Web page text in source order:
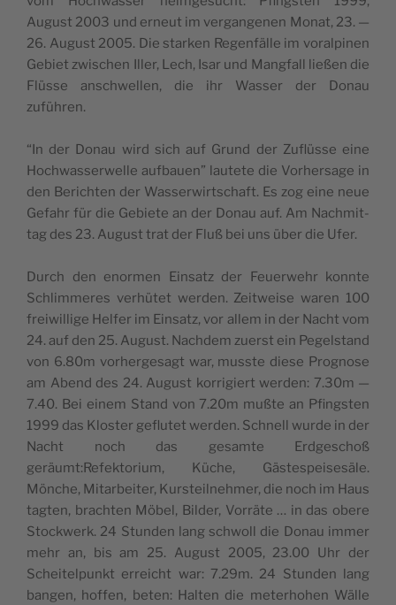
August 2003 und erneut im ver­gan­genen Monat, 23. —
26. August 2005. Die starken Regen­fälle im voralpinen
Gebi­et zwis­chen Iller, Lech, Isar und Mang­fall ließen die
Flüsse anschwellen, die ihr Wass­er der Donau
zuführen.
“In der Donau wird sich auf Grund der Zuflüsse eine
Hochwasser­welle auf­bauen” lautete die Vorher­sage in
den Bericht­en der Wasser­wirtschaft. Es zog eine neue
Gefahr für die Gebi­ete an der Donau auf. Am Nach­mit­
tag des 23. August trat der Fluß bei uns über die Ufer.
Durch den enor­men Ein­satz der Feuer­wehr kon­nte
Schlim­meres ver­hütet wer­den. Zeitweise waren 100
frei­willige Helfer im Ein­satz, vor allem in der Nacht vom
24. auf den 25. August. Nach­dem zuerst ein Pegel­stand
von 6.80m vorherge­sagt war, musste diese Prog­nose
am Abend des 24. August kor­rigiert wer­den: 7.30m —
7.40. Bei einem Stand von 7.20m mußte an Pfin­g­sten
1999 das Kloster geflutet wer­den. Schnell wurde in der
Nacht noch das gesamte Erdgeschoß
geräumt:Refektorium, Küche, Gäste­speis­esäle.
Mönche, Mitar­beit­er, Kursteil­nehmer, die noch im Haus
tagten, bracht­en Möbel, Bilder, Vor­räte … in das obere
Stock­w­erk. 24 Stun­den lang schwoll die Donau immer
mehr an, bis am 25. August 2005, 23.00 Uhr der
Scheit­elpunkt erre­icht war: 7.29m. 24 Stun­den lang
ban­gen, hof­fen, beten: Hal­ten die meter­ho­hen Wälle